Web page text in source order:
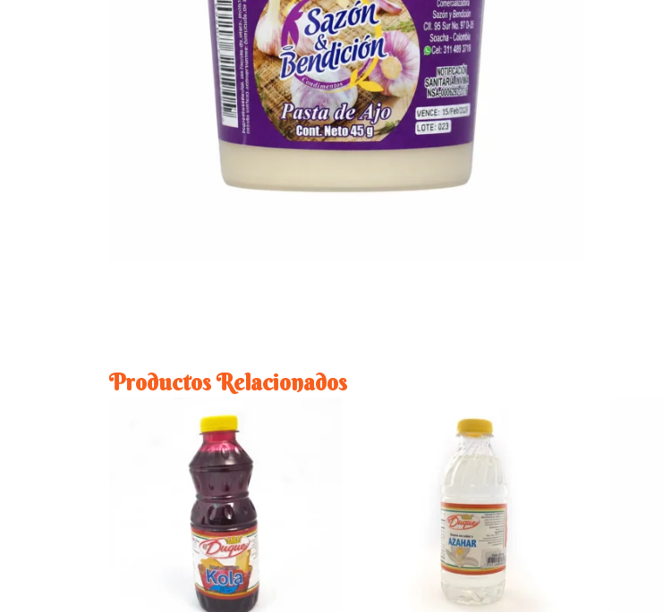
Productos Relacionados